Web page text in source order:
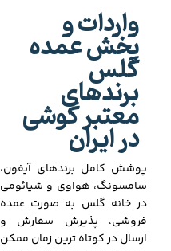
واردات و
پخش عمده
گلس
برندهای
معتبر گوشی
در ایران
پوشش کامل برندهای آیفون،
سامسونگ، هواوی و شیائومی
در خانه گلس به صورت عمده
فروشی، پذیرش سفارش و
ارسال در کوتاه ترین زمان ممکن